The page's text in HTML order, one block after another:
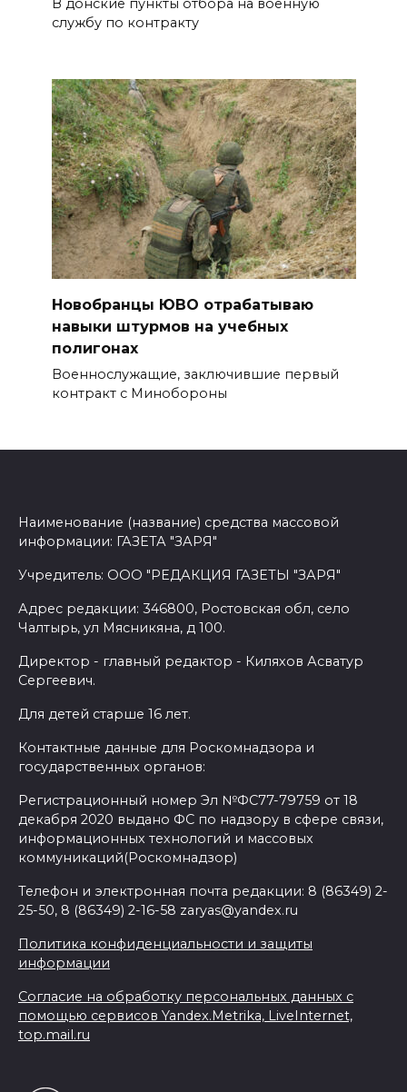
службу по контракту
Новобранцы ЮВО отрабатываю
навыки штурмов на учебных
полигонах
Военнослужащие, заключившие первый
контракт с Минобороны
Наименование (название) средства массовой
информации: ГАЗЕТА "ЗАРЯ"
Учредитель: ООО "РЕДАКЦИЯ ГАЗЕТЫ "ЗАРЯ"
Адрес редакции: 346800, Ростовская обл, село
Чалтырь, ул Мясникяна, д 100.
Директор - главный редактор - Киляхов Асватур
Сергеевич.
Для детей старше 16 лет.
Контактные данные для Роскомнадзора и
государственных органов:
Регистрационный номер Эл №ФС77-79759 от 18
декабря 2020 выдано ФС по надзору в сфере связи,
информационных технологий и массовых
коммуникаций(Роскомнадзор)
Телефон и электронная почта редакции: 8 (86349) 2-
25-50, 8 (86349) 2-16-58 zaryas@yandex.ru
Политика конфиденциальности и защиты
информации
Согласие на обработку персональных данных с
помощью сервисов Yandex.Metrika, LiveInternet,
top.mail.ru